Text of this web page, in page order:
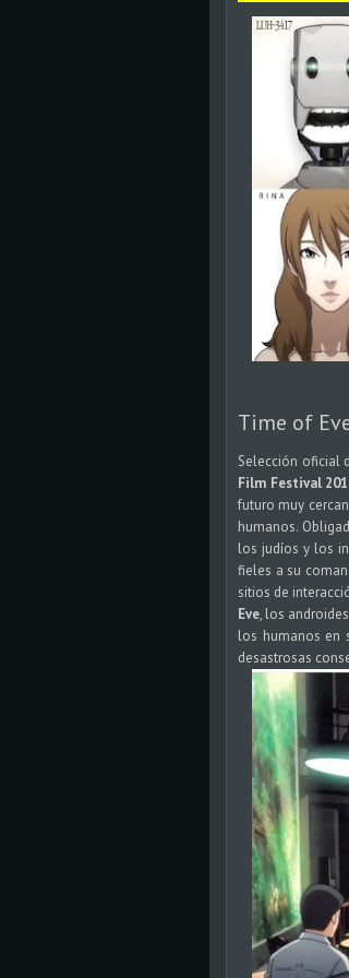
Time of
Selección oficial
Film Festival
futuro muy
humanos.
los judíos y los
fieles a su
sitios de
Eve, los
los humanos en
desastrosas